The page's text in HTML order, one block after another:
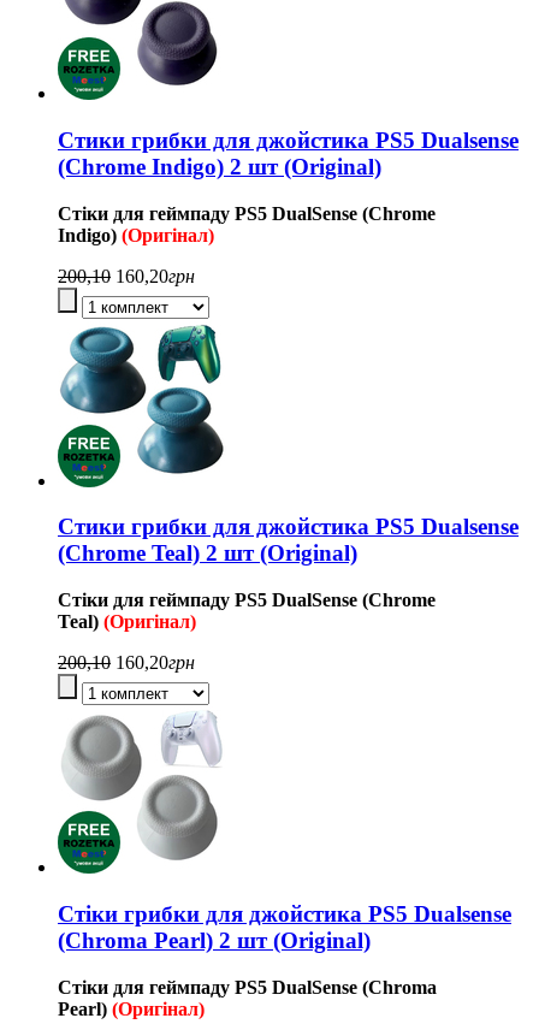
Стики грибки для джойстика PS5 Dualsense
(Chrome Indigo) 2 шт (Original)
Стіки для геймпаду PS5 DualSense (Chrome
Indigo) (Оригінал)
200,10 160,20грн
Стики грибки для джойстика PS5 Dualsense
(Chrome Teal) 2 шт (Original)
Стіки для геймпаду PS5 DualSense (Chrome
Teal) (Оригінал)
200,10 160,20грн
Стіки грибки для джойстика PS5 Dualsense
(Chroma Pearl) 2 шт (Original)
Стіки для геймпаду PS5 DualSense (Chroma
Pearl) (Оригінал)